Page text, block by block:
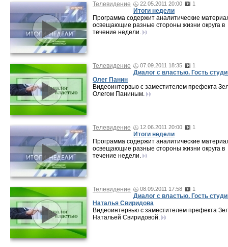
Телевидение 22.05.2011 20:00 1
Итоги недели
Программа содержит аналитические
освещающие разные стороны жизни округа в
течение недели.
Телевидение 07.09.2011 18:35 1
Диалог с властью. Гость
Олег Панин
Видеоинтервью с заместителем префекта
Олегом Паниным.
Телевидение 12.06.2011 20:00 1
Итоги недели
Программа содержит аналитические
освещающие разные стороны жизни округа в
течение недели.
Телевидение 08.09.2011 17:58 1
Диалог с властью. Гость
Наталья Свиридова
Видеоинтервью с заместителем префекта
Натальей Свиридовой.